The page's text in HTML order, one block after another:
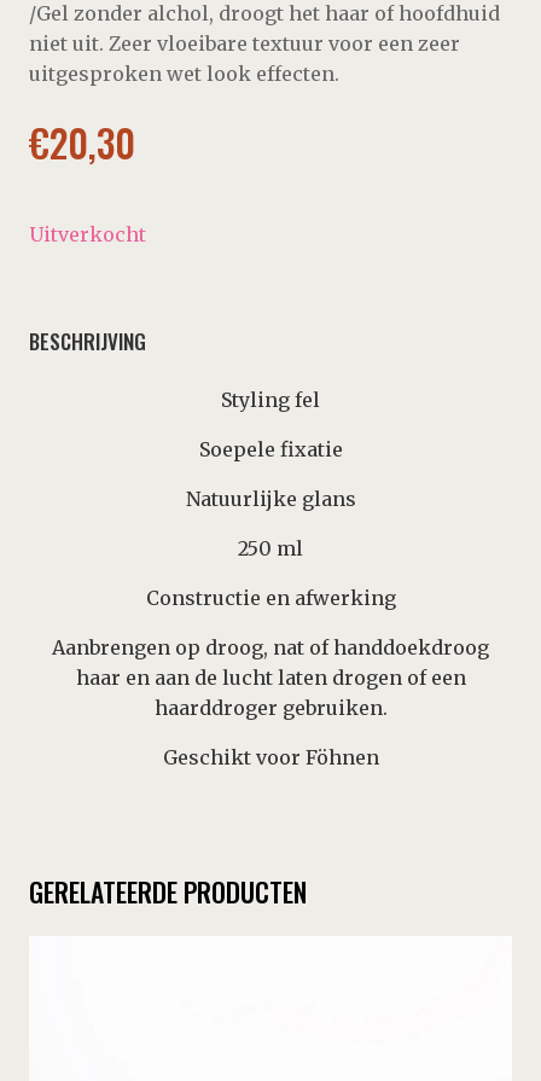
/Gel zonder alchol, droogt het haar of hoofdhuid
niet uit. Zeer vloeibare textuur voor een zeer
uitgesproken wet look effecten.
€20,30
Uitverkocht
BESCHRIJVING
Styling fel
Soepele fixatie
Natuurlijke glans
250 ml
Constructie en afwerking
Aanbrengen op droog, nat of handdoekdroog
haar en aan de lucht laten drogen of een
haarddroger gebruiken.
Geschikt voor Föhnen
GERELATEERDE PRODUCTEN